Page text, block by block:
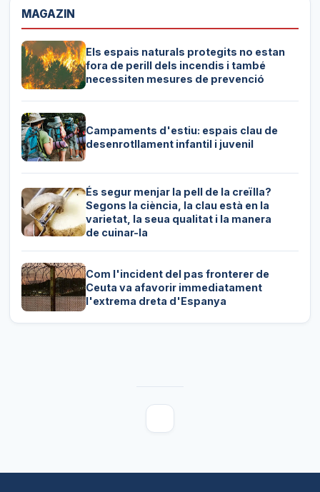
MAGAZIN
Els espais naturals protegits no estan
fora de perill dels incendis i també
necessiten mesures de prevenció
Campaments d'estiu: espais clau de
desenrotllament infantil i juvenil
És segur menjar la pell de la creïlla?
Segons la ciència, la clau està en la
varietat, la seua qualitat i la manera
de cuinar-la
Com l'incident del pas fronterer de
Ceuta va afavorir immediatament
l'extrema dreta d'Espanya